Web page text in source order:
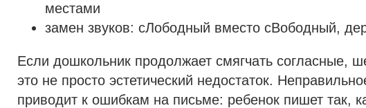
местами
замен звуков: сЛободный вместо сВободный,
Если дошкольник продолжает смягчать согласные,
это не просто эстетический недостаток.
приводит к ошибкам на письме: ребенок пишет так,